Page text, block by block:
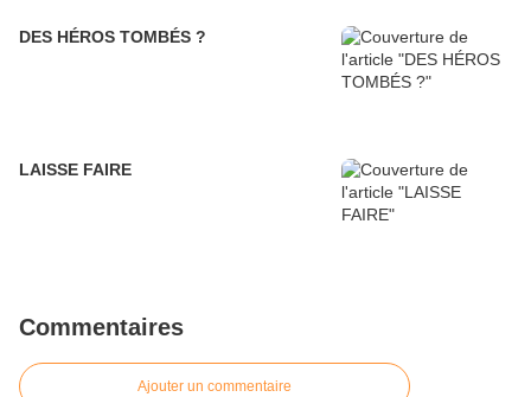
DES HÉROS TOMBÉS ?
LAISSE FAIRE
Commentaires
Ajouter un commentaire